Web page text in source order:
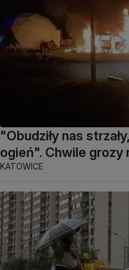
"Obudziły nas
ogień". Chwile grozy
KATOWICE